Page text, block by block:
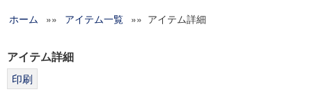
グローバルリサーチインスティテュート
科学研究費補助金研究成果報告書
ホーム »» アイテム一覧 »» アイテム詳細
アイテム詳細